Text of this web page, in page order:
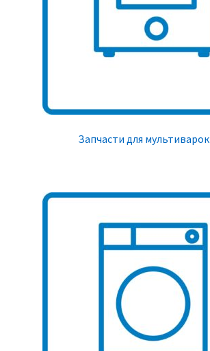
Запчасти для мультиварок